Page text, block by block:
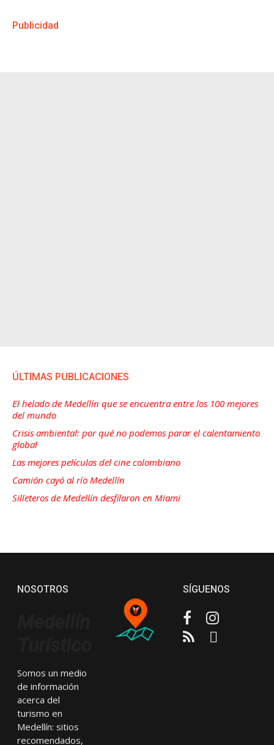
Publicidad
ÚLTIMAS PUBLICACIONES
El helado de Medellín que se encuentra entre los 100 mejores
del mundo
Crisis ambiental: por qué no podemos parar el calentamiento
global
Las mejores películas del cine colombiano
Camión cayó al río Medellín
Silleteros de Medellín desfilaron en Miami
NOSOTROS
Somos un medio
de información
acerca del
turismo en
Medellín: sitios
recomendados,
SÍGUENOS
FacebookInstagram